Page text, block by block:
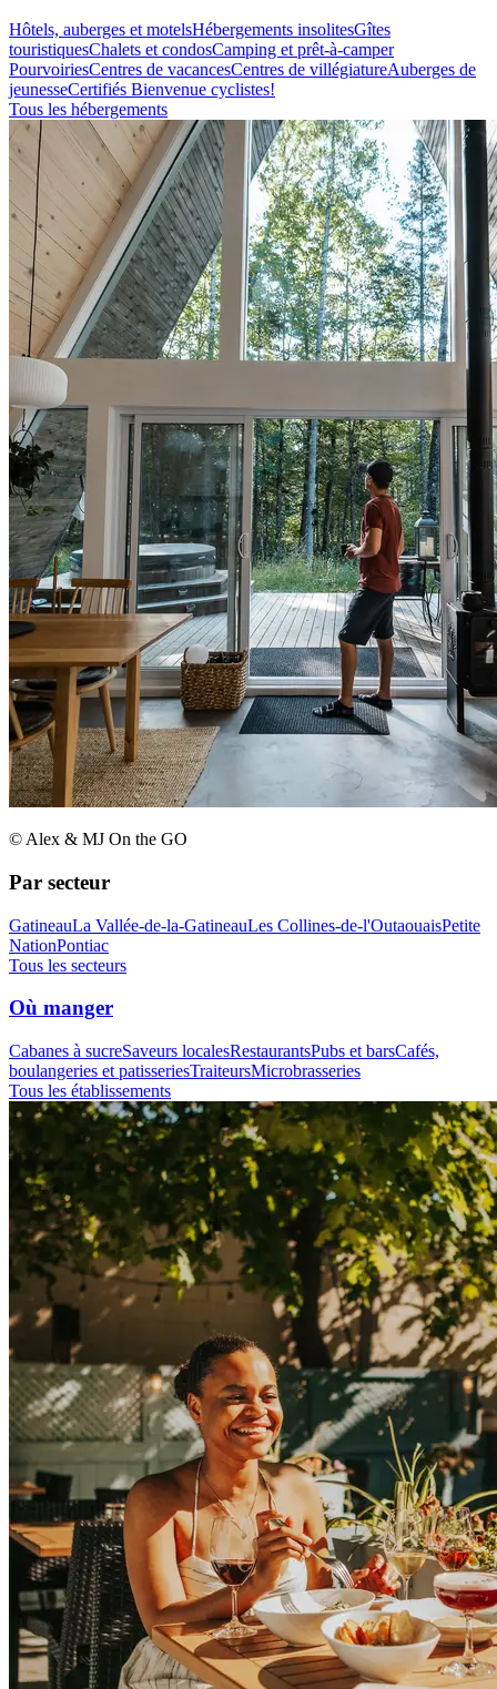
Hôtels, auberges et motelsHébergements insolitesGîtes
touristiquesChalets et condosCamping et prêt-à-camper
PourvoiriesCentres de vacancesCentres de villégiatureAuberges de
jeunesseCertifiés Bienvenue cyclistes!
Tous les hébergements
© Alex & MJ On the GO
Par secteur
GatineauLa Vallée-de-la-GatineauLes Collines-de-l'OutaouaisPetite
NationPontiac
Tous les secteurs
Où manger
Cabanes à sucreSaveurs localesRestaurantsPubs et barsCafés,
boulangeries et patisseriesTraiteursMicrobrasseries
Tous les établissements